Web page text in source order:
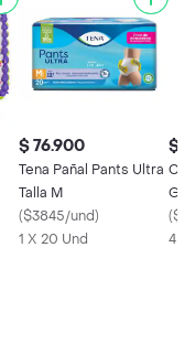
$ 76.900
Tena Pañal Pants Ultra
Talla M
($3845/und)
1 X 20 Und
$
4
(
4 x